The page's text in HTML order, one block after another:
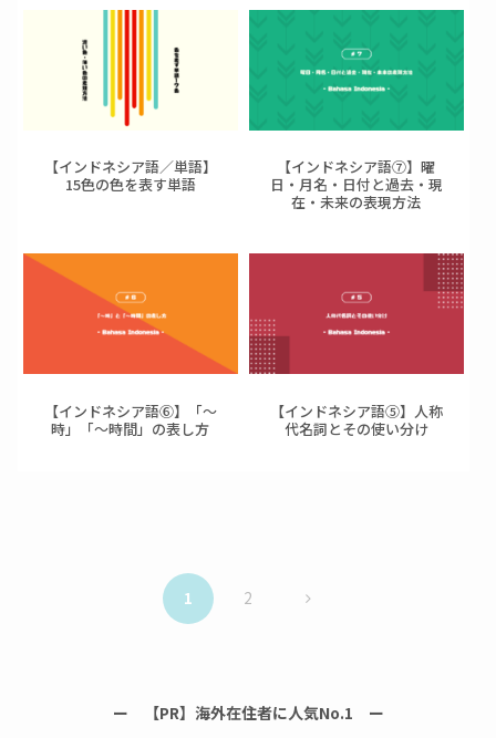
【インドネシア語／単語】
15色の色を表す単語
【インドネシア語⑦】曜
日・月名・日付と過去・現
在・未来の表現方法
【インドネシア語⑥】「～
時」「～時間」の表し方
【インドネシア語⑤】人称
代名詞とその使い分け
1 2 次
ー 【PR】海外在住者に人気No.1 ー